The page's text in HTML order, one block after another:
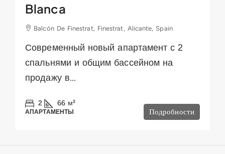
Blanca
Balcón De Finestrat, Finestrat, Alicante, Spain
Современный новый апартамент с 2
спальнями и общим бассейном на
продажу в...
2 66 м²
АПАРТАМЕНТЫ Подробности